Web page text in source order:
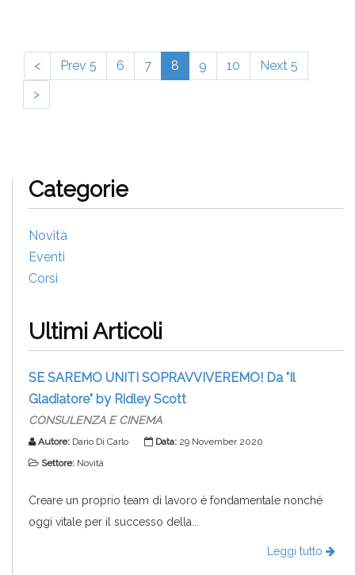
< Prev 5 6 7 8 9 10
Next 5
>
Categorie
Novità
Eventi
Corsi
Ultimi Articoli
SE SAREMO UNITI SOPRAVVIVEREMO! Da "Il
Gladiatore" by Ridley Scott
CONSULENZA E CINEMA
Autore: Dario Di Carlo Data: 29 November 2020
Settore: Novità
Creare un proprio team di lavoro è fondamentale nonché
oggi vitale per il successo della...
Leggi tutto